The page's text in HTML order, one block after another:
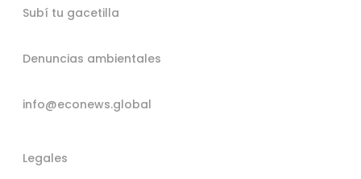
Subí tu gacetilla
Denuncias ambientales
info@econews.global
Legales